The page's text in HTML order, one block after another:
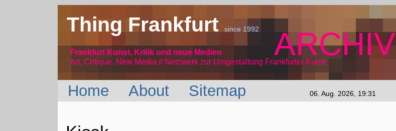
Thing Frankfurtsince 1992
Frankfurt Kunst, Kritik und neue Medien
Art, Critique, New Media // Netzwerk
ARCHIV
zur Umgestaltung Frankfurter Kunst
Home About Sitemap 06. Aug. 2026, 19:31